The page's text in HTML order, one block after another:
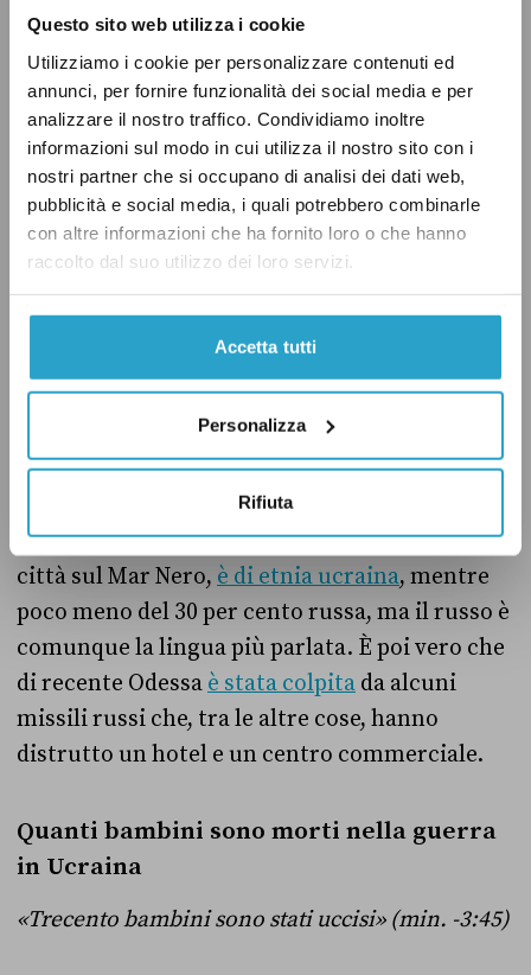
Questo sito web utilizza i cookie
Utilizziamo i cookie per personalizzare contenuti ed
annunci, per fornire funzionalità dei social media e per
analizzare il nostro traffico. Condividiamo inoltre
informazioni sul modo in cui utilizza il nostro sito con i
nostri partner che si occupano di analisi dei dati web,
pubblicità e social media, i quali potrebbero combinarle
con altre informazioni che ha fornito loro o che hanno
raccolto dal suo utilizzo dei loro servizi.
Accetta tutti
Personalizza
Rifiuta
LEGGI ANCHE:Calenda sbaglia: il 30 per cento
del grano in Italia non viene da Russia e
Ucraina
I bombardamenti su Odessa
l’8 e il 9 maggio i russi l’hanno bombardata con
dei missili» (min. -15:17)
Entrambe le due affermazioni sono corrette.
Secondo i dati del Consiglio d’Europa, oltre il 60
per cento della popolazione di Odessa, una
città sul Mar Nero, è di etnia ucraina, mentre
poco meno del 30 per cento russa, ma il russo è
comunque la lingua più parlata. È poi vero che
di recente Odessa è stata colpita da alcuni
missili russi che, tra le altre cose, hanno
distrutto un hotel e un centro commerciale.
Quanti bambini sono morti nella guerra
in Ucraina
«Trecento bambini sono stati uccisi» (min. -3:45)